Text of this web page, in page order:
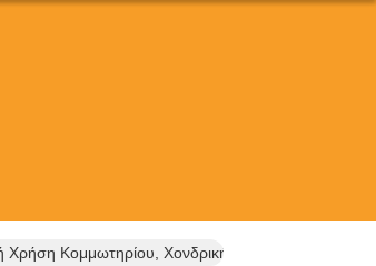
Κομμωτηρίου, Χονδρική & Δωρεάν Δείγματα